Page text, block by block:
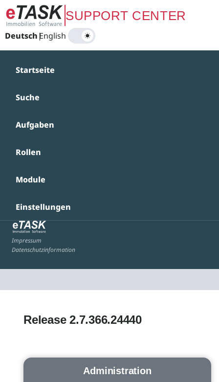
Zum Hauptinhalt springenSUPPORT CENTER
Deutsch|
English
Startseite
Suche
Aufgaben
Rollen
Module
Einstellungen
Impressum
Datenschutzinformation
Release 2.7.366.24440
Administration